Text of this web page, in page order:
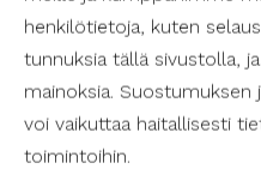
henkilötietoja, kuten
tunnuksia tällä sivustolla,
mainoksia.
voi vaikuttaa haitallisesti
toimintoihin.
Joensuun kahviloissa
esteettömyys tulee
ravitsemusliikkeillä on
esteettömyydestä,
soittamallakin suoraan